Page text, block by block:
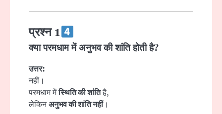
प्रश्न 1
क्या परमधाम में अनुभव की शांति होती है?
उत्तर:
नहीं।
परमधाम मेंस्थिति की शांतिहै,
लेकिनअनुभव की शांति नहीं।